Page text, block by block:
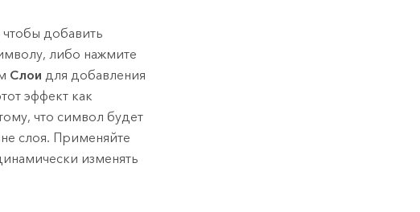
чтобы добавить
либо нажмите
Слои для добавления
эффект как
что символ будет
слоя. Применяйте
изменять